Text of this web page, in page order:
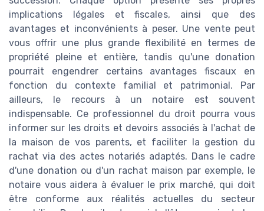
implications légales et fiscales, ainsi que des
avantages et inconvénients à peser. Une vente peut
vous offrir une plus grande flexibilité en termes de
propriété pleine et entière, tandis qu'une donation
pourrait engendrer certains avantages fiscaux en
fonction du contexte familial et patrimonial. Par
ailleurs, le recours à un notaire est souvent
indispensable. Ce professionnel du droit pourra vous
informer sur les droits et devoirs associés à l'achat de
la maison de vos parents, et faciliter la gestion du
rachat via des actes notariés adaptés. Dans le cadre
d'une donation ou d'un rachat maison par exemple, le
notaire vous aidera à évaluer le prix marché, qui doit
être conforme aux réalités actuelles du secteur